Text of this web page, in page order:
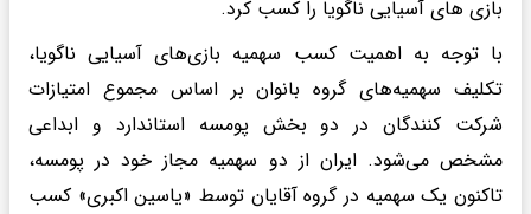
بازی های آسیایی ناگویا را کسب کرد.
با توجه به اهمیت کسب سهمیه بازی‌های آسیایی ناگویا،
تکلیف سهمیه‌های گروه بانوان بر اساس مجموع امتیازات
شرکت کنندگان در دو بخش پومسه استاندارد و ابداعی
مشخص می‌شود. ایران از دو سهمیه مجاز خود در پومسه،
تاکنون یک سهمیه در گروه آقایان توسط «یاسین اکبری» کسب